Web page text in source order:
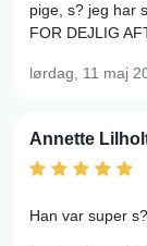
pige, s? jeg har
FOR DEJLIG
lørdag, 11 maj
Annette
Han var super